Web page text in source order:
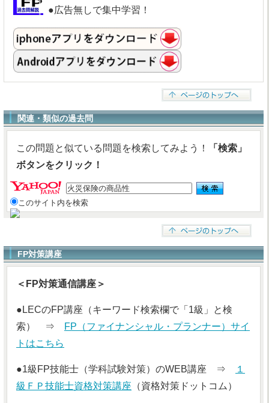
●広告無しで集中学習！
関連・類似の過去問
この問題と似ている問題を検索してみよう！
「検索」
ボタンをクリック！
このサイト内を検索
FP対策講座
＜FP対策通信講座＞
●LECのFP講座（キーワード検索欄で「1級」と検
索） ⇒
FP（ファイナンシャル・プランナー）サイ
トはこちら
●1級FP技能士（学科試験対策）のWEB講座 ⇒
１
級ＦＰ技能士資格対策講座 （資格対策ドットコム）